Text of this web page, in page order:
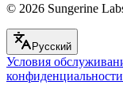
© 2026 Sungerine
Русский
Условия
конфиденциальности